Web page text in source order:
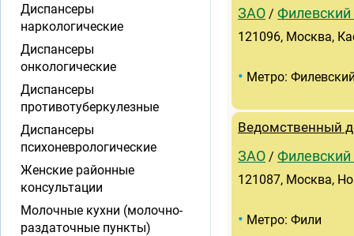
ЗАО /
121096, Москва,
• Метро:
Ведомственный
ЗАО /
121087, Москва,
• Метро: Фили
Диспансеры
наркологические
Диспансеры
онкологические
Диспансеры
противотуберкулезные
Диспансеры
психоневрологические
Женские районные
консультации
Молочные кухни (молочно-
раздаточные пункты)